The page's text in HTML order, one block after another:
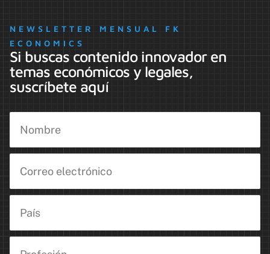
NEWSLETTER MENSUAL FK
ECONOMICS
Si buscas contenido innovador en
temas económicos y legales,
suscríbete aquí